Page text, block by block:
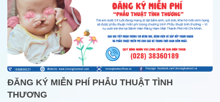
ĐĂNG KÝ MIỄN PHÍ PHẪU THUẬT TÌNH
THƯƠNG